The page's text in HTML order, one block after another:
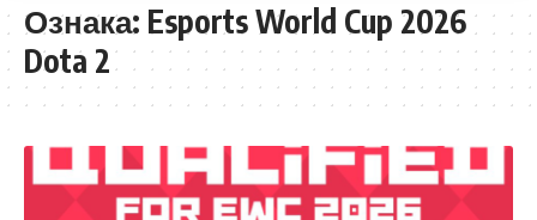
Ознака: Esports World Cup 2026
Dota 2